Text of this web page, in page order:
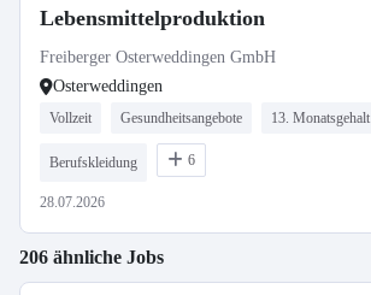
Lebensmittelproduktion
Freiberger Osterweddingen GmbH
Osterweddingen
Vollzeit Gesundheitsangebote 13. Monatsgehalt
Berufskleidung 6
28.07.2026
206 ähnliche Jobs